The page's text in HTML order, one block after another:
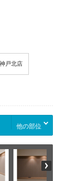
戸北店
他の部位